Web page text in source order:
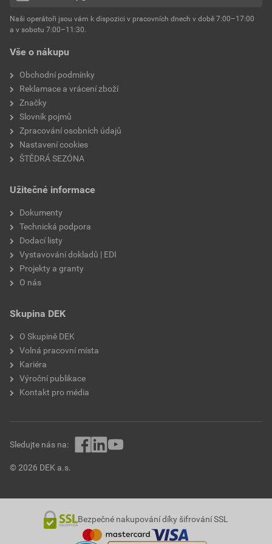
Environmentální prohlášení výrobku
Stáhnout
Velikost
hmotnost 25 kg
typ výrobku
faktor difuzního odporu
Vše o nákupu
Obchodní podmínky
Reklamace a vrácení zboží
Značky
Slovník pojmů
Zpracování osobních údajů
Nastavení cookies
ŠTĚDRÁ SEZÓNA
Užitečné informace
Dokumenty
Technická podpora
Dodací listy
Vystavování dokladů | EDI
Projekty a granty
O nás
Skupina DEK
O Skupině DEK
Volná pracovní místa
Kariéra
Výroční publikace
Kontakt pro média
Naši operátoři jsou vám k dispozici v pracovních dnech v době 7:00–17:00
a v sobotu 7:00–11:30.
© 2026 DEK a.s.
Sledujte nás na:
Bezpečné nakupování díky šifrování SSL